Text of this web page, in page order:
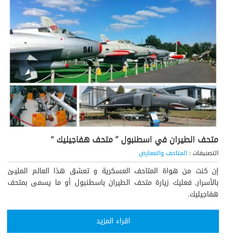
متحف الطيران في اسطنبول ” متحف هفاجيليك “
التصنيفات : المتاحف والمعارض
إن كنت من هواة المتاحف العسكرية و تعشق هذا العالم المليئ
بالأسرار, فعليك زيارة متحف الطيران باسطنبول أو ما يسمى بمتحف
هفاجيليك.
اقراء المزيد